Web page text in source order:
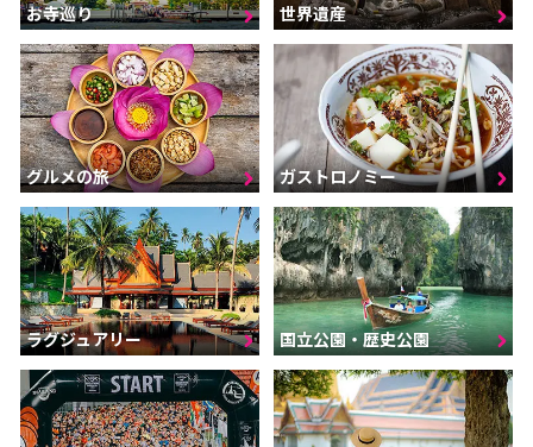
お寺巡り 世界遺産
グルメの旅 ガストロノミー
ラグジュアリー 国立公園・歴史公園